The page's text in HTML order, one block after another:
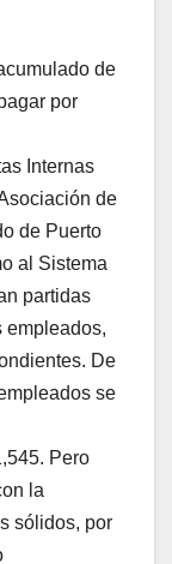
de
por
Internas
de
de Puerto
al Sistema
partidas
empleados,
De
se
Pero
la
sólidos, por